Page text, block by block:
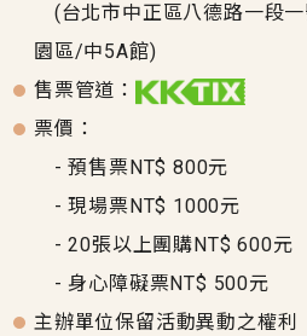
(台北市中正區八德路一段
園區/中5A館)
售票管道：
票價：
- 預售票NT$ 800元
- 現場票NT$ 1000元
- 20張以上團購NT$ 600元
- 身心障礙票NT$ 500元
主辦單位保留活動異動之權利